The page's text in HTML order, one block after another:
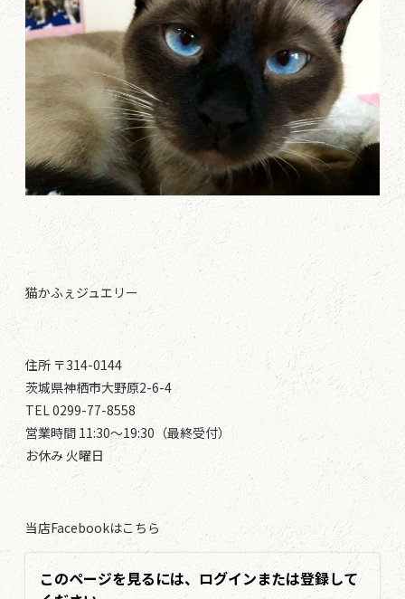
猫かふぇジュエリー
住所 〒314-0144
茨城県神栖市大野原2-6-4
TEL 0299-77-8558
営業時間 11:30～19:30（最終受付）
お休み 火曜日
当店Facebookはこちら
このページを見るには、ログインまたは登録して